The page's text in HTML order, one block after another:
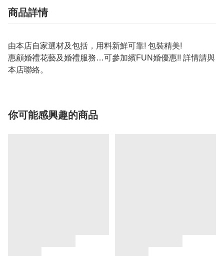
商品詳情
由本店自家選材及包括，用料新鮮可靠! 包裝精美!
惠顧婚禮花藝及婚禮服務…可參加繽FUN婚優惠!! 詳情請與
本店聯絡。
你可能感興趣的商品